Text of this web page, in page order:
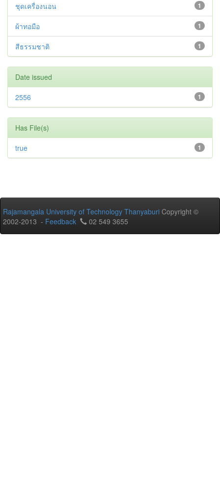
1
ชุดเครื่องนอน
1
ผ้าทอมือ
1
สีธรรมชาติ
Date issued
1
2556
Has File(s)
1
true
Rajamangala University of Technology Thanyaburi Copyright ©
2002-2013 - Feedback 02 549 3655